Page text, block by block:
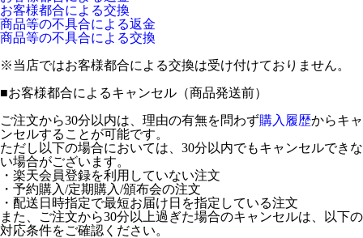
お客様都合による交換
商品等の不具合による返金
商品等の不具合による交換
※当店ではお客様都合による交換は受け付けておりません。
■お客様都合によるキャンセル（商品発送前）
ご注文から30分以内は、理由の有無を問わず購入履歴からキャ
ンセルすることが可能です。
ただし以下の場合においては、30分以内でもキャンセルできな
い場合がございます。
・楽天会員登録を利用していない注文
・予約購入/定期購入/頒布会の注文
・配送日時指定で最短お届け日を指定している注文
また、ご注文から30分以上過ぎた場合のキャンセルは、以下の
対応条件をご確認ください。